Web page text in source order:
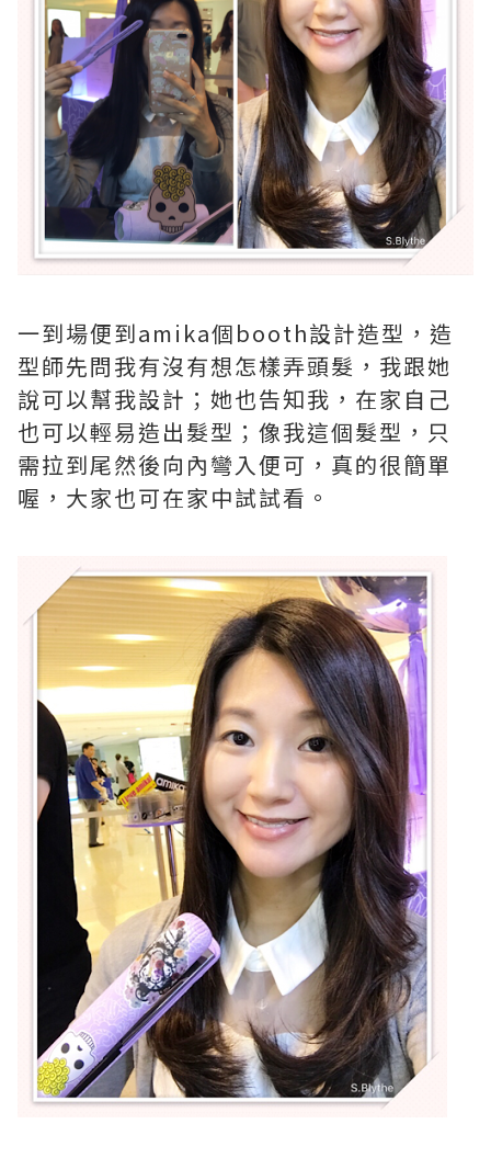
一到場便到amika個booth設計造型，造
型師先問我有沒有想怎樣弄頭髮，我跟她
說可以幫我設計；她也告知我，在家自己
也可以輕易造出髮型；像我這個髮型，只
需拉到尾然後向內彎入便可，真的很簡單
喔，大家也可在家中試試看。